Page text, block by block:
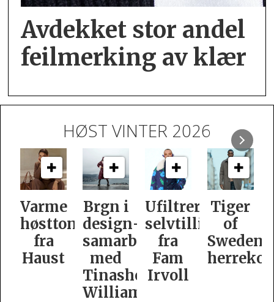
Avdekket stor andel
feil­merking av klær
HØST VINTER 2026
Brgn i
design­
samarbeid
med
Williamson
Ufiltrert
selvtillit
fra
Fam
Irvoll
Tiger
of
Swedens
herrekolleksjon
Slik
er
dame­